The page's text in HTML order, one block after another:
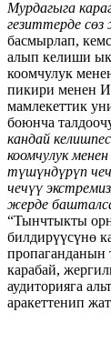
Мурдагыга
гезиттерде сөз
басмырлап,
алып келиши
коомчулук
пикири менен
мамлекеттик
боюнча
кандай
коомчулук
түшүндүрүп
чечүү
жерде
“Тынчтыкты
билдирүүсүнө
пропаганданын
карабай,
аудиторияга
аракеттенип